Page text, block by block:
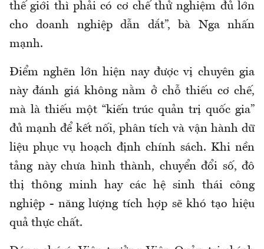
thế giới thì phải có cơ chế thử nghiệm đủ lớn
cho doanh nghiệp dẫn dắt”, bà Nga nhấn
mạnh.
Điểm nghẽn lớn hiện nay được vị chuyên gia
này đánh giá không nằm ở chỗ thiếu cơ chế,
mà là thiếu một “kiến trúc quản trị quốc gia”
đủ mạnh để kết nối, phân tích và vận hành dữ
liệu phục vụ hoạch định chính sách. Khi nền
tảng này chưa hình thành, chuyển đổi số, đô
thị thông minh hay các hệ sinh thái công
nghiệp - năng lượng tích hợp sẽ khó tạo hiệu
quả thực chất.